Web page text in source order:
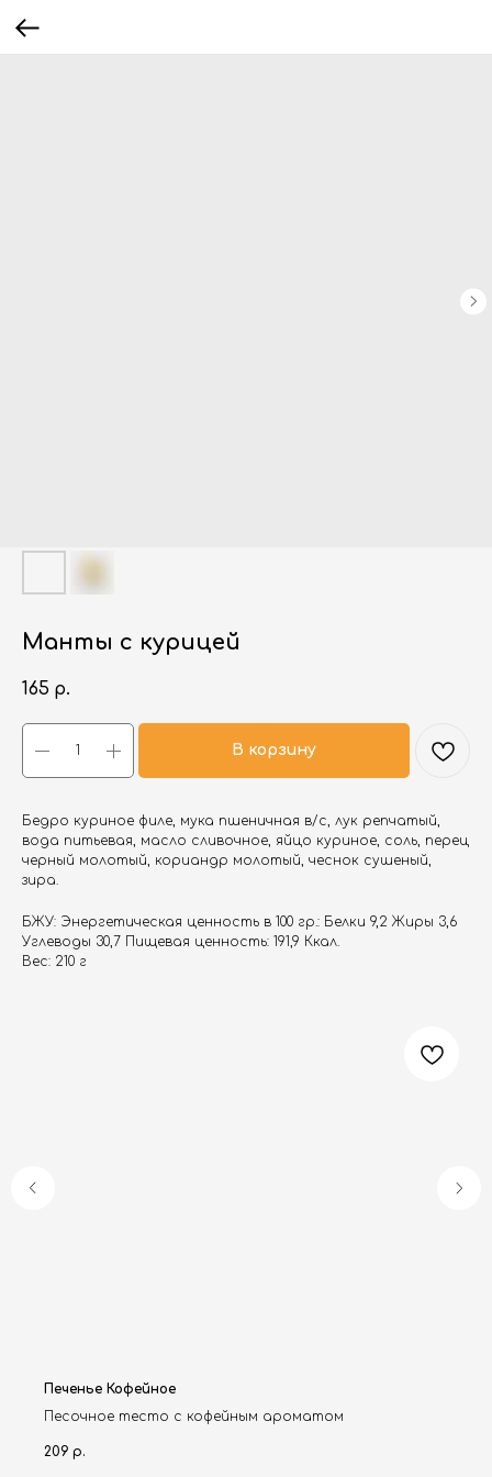
Манты с курицей
165 р.
В корзину
Бедро куриное филе, мука пшеничная в/с, лук репчатый,
вода питьевая, масло сливочное, яйцо куриное, соль, перец
черный молотый, кориандр молотый, чеснок сушеный,
зира.
БЖУ: Энергетическая ценность в 100 гр.: Белки 9,2 Жиры 3,6
Углеводы 30,7 Пищевая ценность: 191,9 Ккал.
Вес: 210 г
Печенье Кофейное
Песочное тесто с кофейным ароматом
209 р.